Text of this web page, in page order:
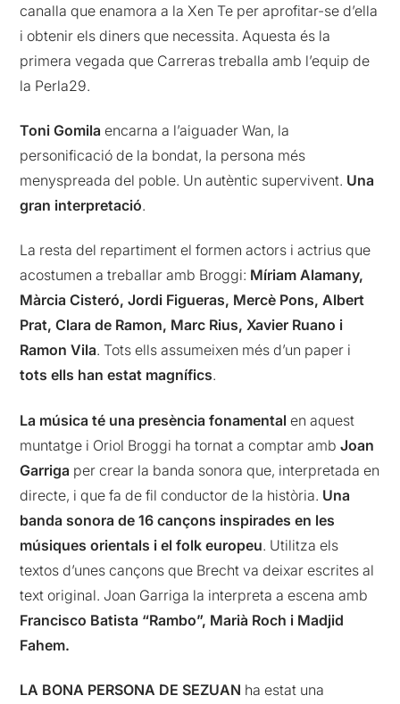
canalla que enamora a la Xen Te per aprofitar-se d’ella
i obtenir els diners que necessita. Aquesta és la
primera vegada que Carreras treballa amb l’equip de
la Perla29.
Toni Gomila encarna a l’aiguader Wan, la
personificació de la bondat, la persona més
menyspreada del poble. Un autèntic supervivent. Una
gran interpretació.
La resta del repartiment el formen actors i actrius que
acostumen a treballar amb Broggi: Míriam Alamany,
Màrcia Cisteró, Jordi Figueras, Mercè Pons, Albert
Prat, Clara de Ramon, Marc Rius, Xavier Ruano i
Ramon Vila. Tots ells assumeixen més d’un paper i
tots ells han estat magnífics.
La música té una presència fonamental en aquest
muntatge i Oriol Broggi ha tornat a comptar ambJoan
Garriga per crear la banda sonora que, interpretada en
directe, i que fa de fil conductor de la història. Una
banda sonora de 16 cançons inspirades en les
músiques orientals i el folk europeu. Utilitza els
textos d’unes cançons que Brecht va deixar escrites al
text original. Joan Garriga la interpreta a escena amb
Francisco Batista “Rambo”, Marià Roch i Madjid
Fahem.
LA BONA PERSONA DE SEZUAN ha estat una